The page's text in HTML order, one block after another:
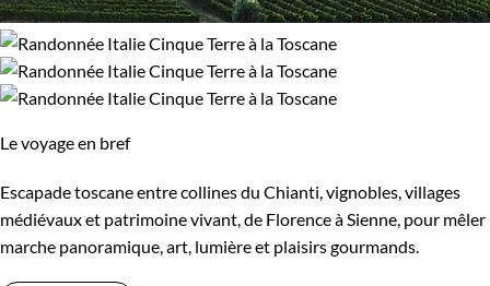
Le voyage en bref
Escapade toscane entre collines du Chianti, vignobles, villages
médiévaux et patrimoine vivant, de Florence à Sienne, pour mêler
marche panoramique, art, lumière et plaisirs gourmands.